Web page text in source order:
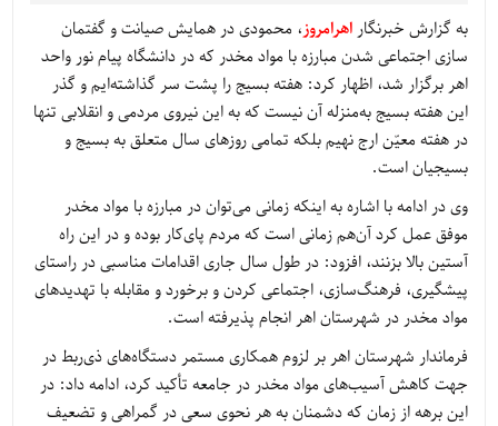
به گزارش خبرنگاراهرامروز، محمودی در همایش صیانت و گفتمان
سازی اجتماعی شدن مبارزه با مواد مخدر که در دانشگاه پیام نور واحد
اهر برگزار شد، اظهار کرد: هفته بسیج را پشت سر گذاشته‌ایم و گذر
این هفته بسیج به‌منزله آن نیست که به این نیروی مردمی و انقلابی تنها
در هفته معیّن ارج نهیم بلکه تمامی روزهای سال متعلق به بسیج و
بسیجیان است.
وی در ادامه با اشاره به اینکه زمانی می‌توان در مبارزه با مواد مخدر
موفق عمل کرد آن‌هم زمانی است که مردم پای‌کار بوده و در این راه
آستین بالا بزنند، افزود: در طول سال جاری اقدامات مناسبی در راستای
پیشگیری، فرهنگ‌سازی، اجتماعی کردن و برخورد و مقابله با تهدیدهای
مواد مخدر در شهرستان اهر انجام پذیرفته است.
فرماندار شهرستان اهر بر لزوم همکاری مستمر دستگاه‌های ذی‌ربط در
جهت کاهش آسیب‌های مواد مخدر در جامعه تأکید کرد، ادامه داد: در
این برهه از زمان که دشمنان به هر نحوی سعی در گمراهی و تضعیف